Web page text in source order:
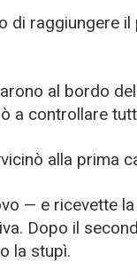
di raggiungere
al bordo
a controllare
alla prima
— e ricevette
Dopo il
la stupì.